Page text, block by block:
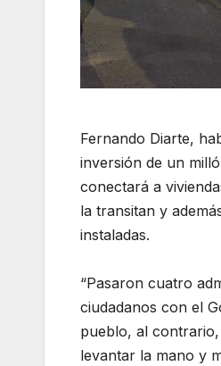
Fernando Diarte,
inversión de un
conectará a
la transitan y
instaladas.
“Pasaron cuatro
ciudadanos con el
pueblo, al
levantar la mano y